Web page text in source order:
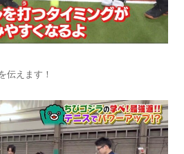
伝えます！